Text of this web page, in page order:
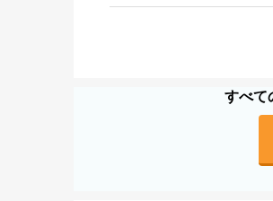
すべて